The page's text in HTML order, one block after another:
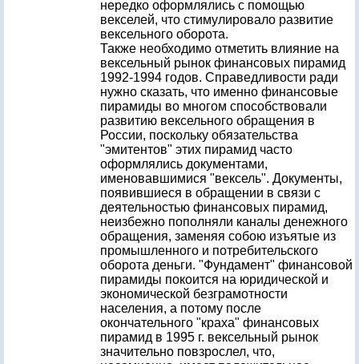
нередко оформлялись с помощью
векселей, что стимулировало развитие
вексельного оборота.
Также необходимо отметить влияние на
вексельный рынок финансовых пирамид
1992-1994 годов. Справедливости ради
нужно сказать, что именно финансовые
пирамиды во многом способствовали
развитию вексельного обращения в
России, поскольку обязательства
"эмитентов" этих пирамид часто
оформлялись документами,
именовавшимися "вексель". Документы,
появившиеся в обращении в связи с
деятельностью финансовых пирамид,
неизбежно пополняли каналы денежного
обращения, заменяя собою изъятые из
промышленного и потребительского
оборота деньги. "Фундамент" финансовой
пирамиды покоится на юридической и
экономической безграмотности
населения, а потому после
окончательного "краха" финансовых
пирамид в 1995 г. вексельный рынок
значительно повзрослел, что,